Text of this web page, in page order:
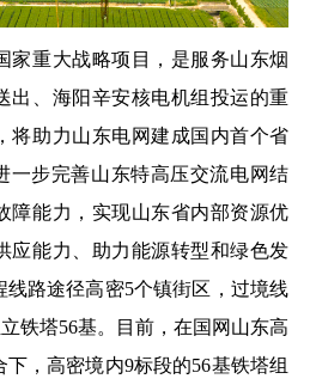
重大战略项目，是服务山东烟
出、海阳辛安核电机组投运的重
将助力山东电网建成国内首个省
一步完善山东特高压交流电网结
障能力，实现山东省内部资源优
应能力、助力能源转型和绿色发
线路途径高密5个镇街区，过境线
铁塔56基。目前，在国网山东高
，高密境内9标段的56基铁塔组